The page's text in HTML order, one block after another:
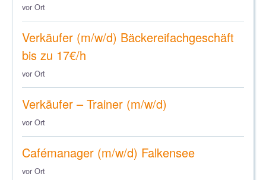
vor Ort
Verkäufer (m/w/d) Bäckereifachgeschäft
bis zu 17€/h
vor Ort
Verkäufer – Trainer (m/w/d)
vor Ort
Cafémanager (m/w/d) Falkensee
vor Ort